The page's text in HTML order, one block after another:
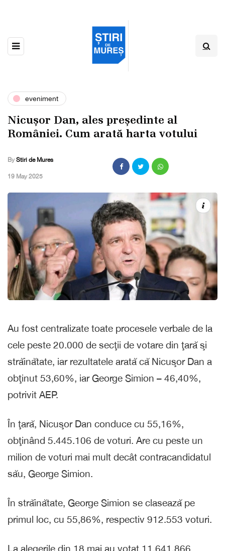
eveniment
Nicușor Dan, ales președinte al
României. Cum arată harta votului
By Stiri de Mures
,19 May 2025
Au fost centralizate toate procesele verbale de la
cele peste 20.000 de secţii de votare din ţară şi
străinătate, iar rezultatele arată că Nicuşor Dan a
obţinut 53,60%, iar George Simion – 46,40%,
potrivit AEP.
În ţară, Nicuşor Dan conduce cu 55,16%,
obţinând 5.445.106 de voturi. Are cu peste un
milion de voturi mai mult decât contracandidatul
său, George Simion.
În străinătate, George Simion se clasează pe
primul loc, cu 55,86%, respectiv 912.553 voturi.
La alegerile din 18 mai au votat 11.641.866